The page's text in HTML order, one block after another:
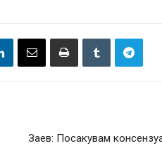
Заев: Посакувам